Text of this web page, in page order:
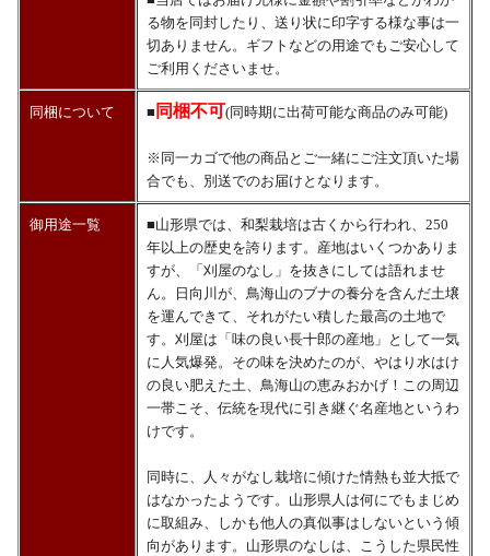
る物を同封したり、送り状に印字する様な事は一
切ありません。ギフトなどの用途でもご安心して
ご利用くださいませ。
同梱について ■ 同梱不可(同時期に出荷可能な商品のみ可能)
※同一カゴで他の商品とご一緒にご注文頂いた場
合でも、別送でのお届けとなります。
御用途一覧
■山形県では、和梨栽培は古くから行われ、250
年以上の歴史を誇ります。産地はいくつかありま
すが、「刈屋のなし」を抜きにしては語れませ
ん。日向川が、鳥海山のブナの養分を含んだ土壌
を運んできて、それがたい積した最高の土地で
す。刈屋は「味の良い長十郎の産地」として一気
に人気爆発。その味を決めたのが、やはり水はけ
の良い肥えた土、鳥海山の恵みおかげ！この周辺
一帯こそ、伝統を現代に引き継ぐ名産地というわ
けです。
同時に、人々がなし栽培に傾けた情熱も並大抵で
はなかったようです。山形県人は何にでもまじめ
に取組み、しかも他人の真似事はしないという傾
向があります。山形県のなしは、こうした県民性